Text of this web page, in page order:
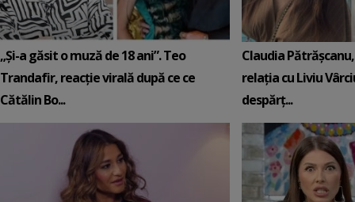
„Și-a găsit o muză de 18 ani”. Teo
Trandafir, reacție virală după ce ce
Cătălin Bo...
Claudia
relația cu Liviu
despărț...